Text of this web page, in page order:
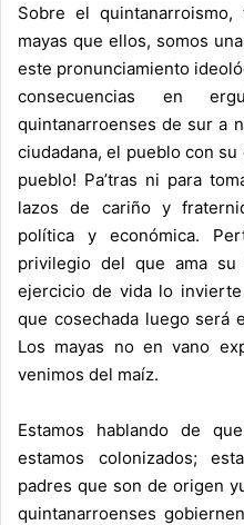
Sobre el quintanarroismo,
mayas que ellos, somos
este pronunciamiento
consecuencias en
quintanarroenses de sur a
ciudadana, el pueblo con
pueblo! Pa’tras ni para
lazos de cariño y
política y económica.
privilegio del que ama
ejercicio de vida lo
que cosechada luego será
Los mayas no en vano
venimos del maíz.
Estamos hablando de
estamos colonizados;
padres que son de origen
quintanarroenses